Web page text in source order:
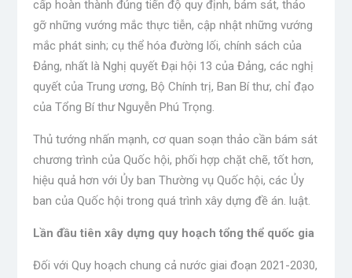
cấp hoàn thành đúng tiến độ quy định, bám sát, tháo
gỡ những vướng mắc thực tiễn, cập nhật những vướng
mắc phát sinh; cụ thể hóa đường lối, chính sách của
Đảng, nhất là Nghị quyết Đại hội 13 của Đảng, các nghị
quyết của Trung ương, Bộ Chính trị, Ban Bí thư, chỉ đạo
của Tổng Bí thư Nguyễn Phú Trọng.
Thủ tướng nhấn mạnh, cơ quan soạn thảo cần bám sát
chương trình của Quốc hội, phối hợp chặt chẽ, tốt hơn,
hiệu quả hơn với Ủy ban Thường vụ Quốc hội, các Ủy
ban của Quốc hội trong quá trình xây dựng đề án. luật.
Lần đầu tiên xây dựng quy hoạch tổng thể quốc gia
Đối với Quy hoạch chung cả nước giai đoạn 2021-2030,